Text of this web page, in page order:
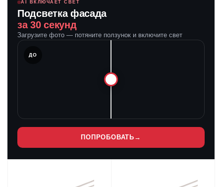
AI ВКЛЮЧАЕТ СВЕТ
Подсветка фасада
за 30 секунд
Загрузите фото — потяните ползунок и включите свет
ДО
ПОПРОБОВАТЬ →